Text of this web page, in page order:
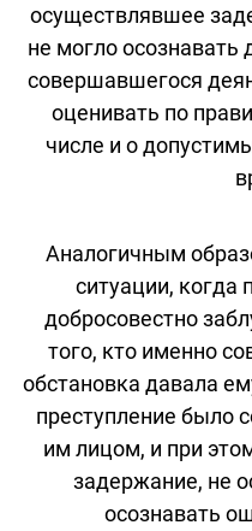
осуществлявшее
не могло осознавать
совершавшегося
оценивать по
числе и о
Аналогичным
ситуации, когда
добросовестно
того, кто именно
обстановка давала
преступление было
им лицом, и при
задержание, не
осознавать